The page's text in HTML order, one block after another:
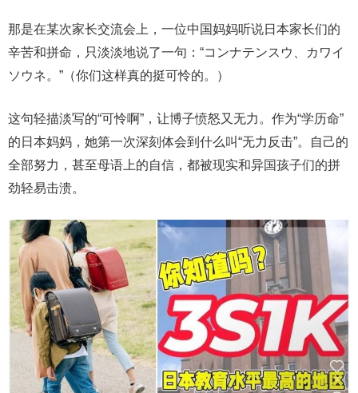
那是在某次家长交流会上，一位中国妈妈听说日本家长们的
辛苦和拼命，只淡淡地说了一句：“コンナテンスウ、カワイ
ソウネ。”（你们这样真的挺可怜的。）
这句轻描淡写的“可怜啊”，让博子愤怒又无力。作为“学历命”
的日本妈妈，她第一次深刻体会到什么叫“无力反击”。自己的
全部努力，甚至母语上的自信，都被现实和异国孩子们的拼
劲轻易击溃。